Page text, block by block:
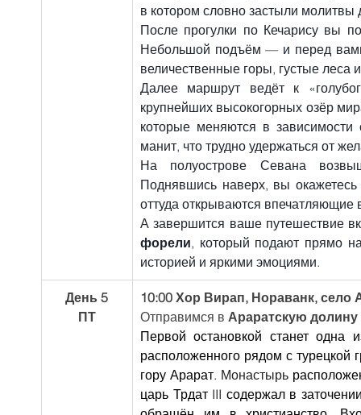
в котором словно застыли молитвы
После прогулки по Кечарису вы
Небольшой подъём — и перед вами
величественные горы, густые
Далее маршрут ведёт к
крупнейших высокогорных озёр
которые меняются в
манит, что трудно удержаться от
На полуострове Севана
Поднявшись наверх, вы
оттуда открываются
А завершится ваше путешествие
форели, который подают прямо
историей и яркими эмоциями.
День 5
ПТ
10:00 Хор Вирап, Нораванк, село
Отправимся в Араратскую долину
Первой остановкой станет
расположенного рядом с турецкой
гору Арарат. Монастырь
царь Трдат III содержал в